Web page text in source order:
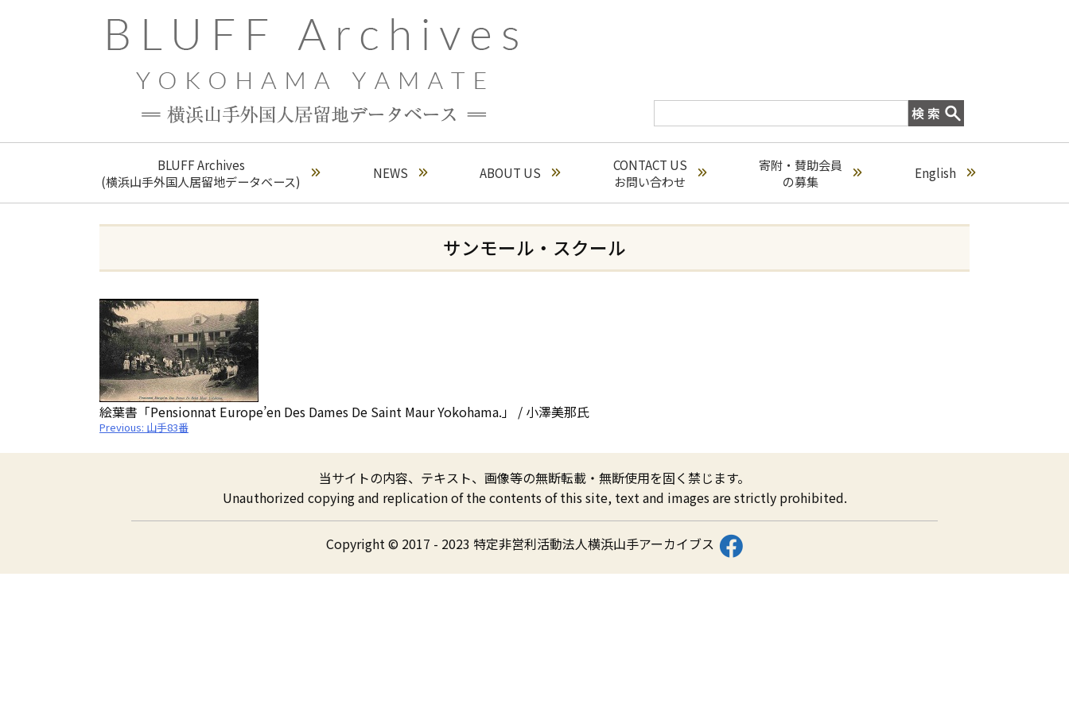
BLUFF Archives
(横浜山手外国人居留地データベース)
NEWS ABOUT US
CONTACT US
お問い合わせ
寄附・賛助会員
の募集
English
サンモール・スクール
絵葉書「Pensionnat Europe’en Des Dames De Saint Maur Yokohama.」 / 小澤美那氏
投
稿
ビ
Previous: 山手83番
当サイトの内容、テキスト、画像等の無断転載・無断使用を固く禁じます。
Unauthorized copying and replication of the contents of this site, text and images are strictly prohibited.
Copyright © 2017 - 2023 特定非営利活動法人横浜山手アーカイブス